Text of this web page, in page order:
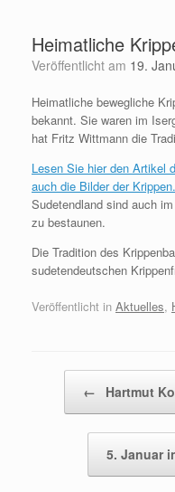
springenHeimatliche
Veröffentlicht am 19.
Heimatliche bewegliche
bekannt. Sie waren im
hat Fritz Wittmann die
Lesen Sie hier den Artikel
auch die Bilder der Krippen.
Sudetendland sind auch
zu bestaunen.
Die Tradition des
sudetendeutschen
Veröffentlicht in Aktuelles,
← Hartmut
5. Januar